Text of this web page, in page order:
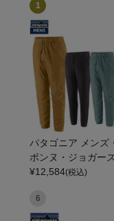
1
パタゴニア メンズ
ボンヌ・ジョガーズ
GONIA MS
¥12,584(税込)
6